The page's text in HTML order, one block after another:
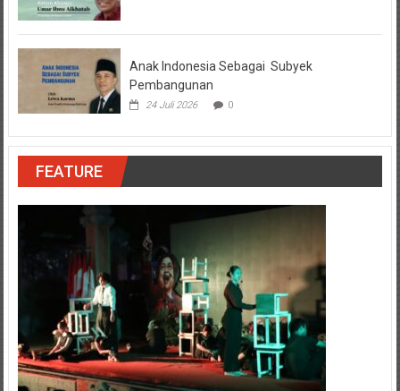
Anak Indonesia Sebagai Subyek
Pembangunan
24 Juli 2026 0
FEATURE